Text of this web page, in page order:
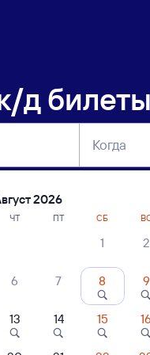
д
Когда
Залари —
2026
ЧТ ПТ СБ
1 2
6 7 8 9
13 14 15 16